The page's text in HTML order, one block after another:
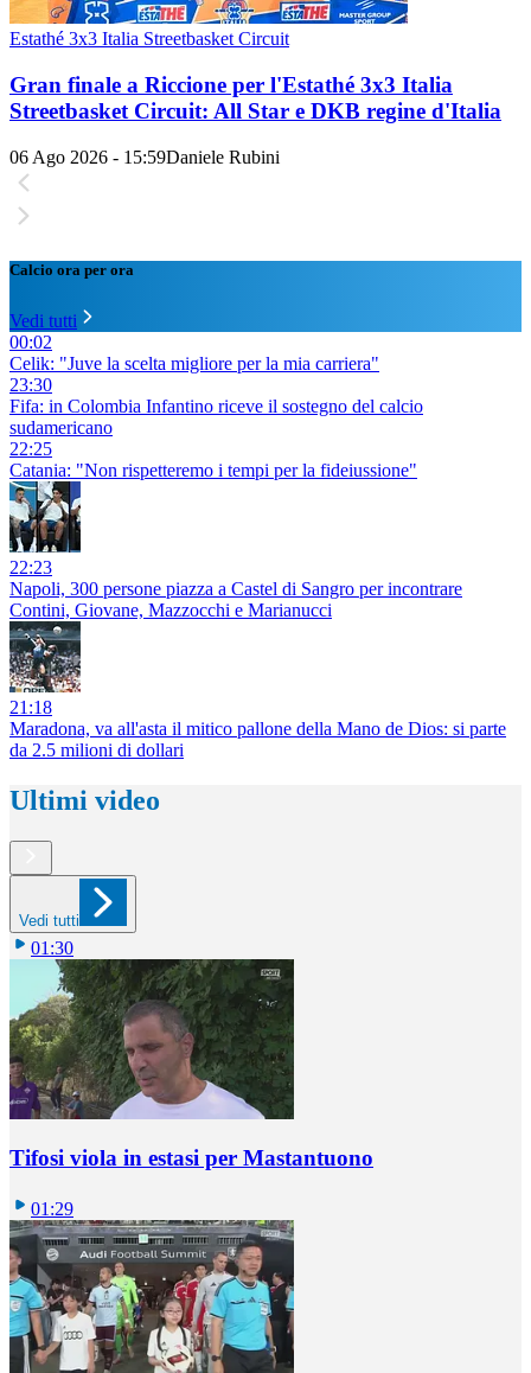
Estathé 3x3 Italia Streetbasket Circuit
Gran finale a Riccione per l'Estathé 3x3 Italia
Streetbasket Circuit: All Star e DKB regine d'Italia
06 Ago 2026 - 15:59Daniele Rubini
Calcio ora per ora
Vedi tutti
00:02
Celik: "Juve la scelta migliore per la mia carriera"
23:30
Fifa: in Colombia Infantino riceve il sostegno del calcio
sudamericano
22:25
Catania: "Non rispetteremo i tempi per la fideiussione"
22:23
Napoli, 300 persone piazza a Castel di Sangro per incontrare
Contini, Giovane, Mazzocchi e Marianucci
21:18
Maradona, va all'asta il mitico pallone della Mano de Dios: si parte
da 2.5 milioni di dollari
Ultimi video
Vedi tutti
01:30
Tifosi viola in estasi per Mastantuono
01:29